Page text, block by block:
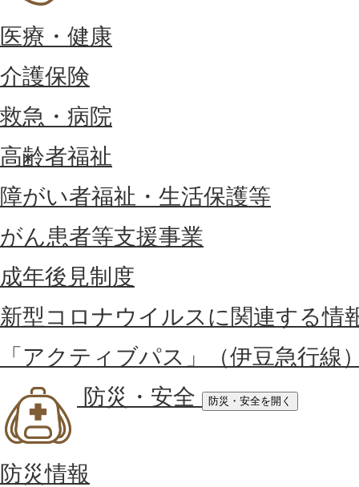
医療・健康
介護保険
救急・病院
高齢者福祉
障がい者福祉・生活保護等
がん患者等支援事業
成年後見制度
新型コロナウイルスに関連する情
「アクティブパス」（伊豆急行線
防災・安全
防災・安全を開く
防災情報